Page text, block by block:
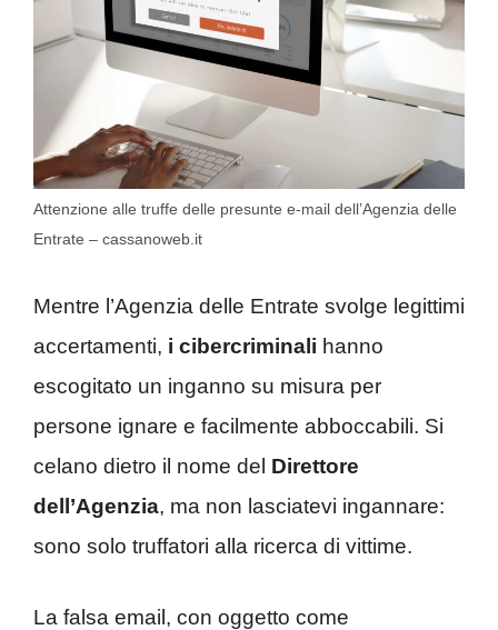
Attenzione alle truffe delle presunte e-mail dell’Agenzia delle
Entrate – cassanoweb.it
Mentre l’Agenzia delle Entrate svolge legittimi
accertamenti, i cibercriminali hanno
escogitato un inganno su misura per
persone ignare e facilmente abboccabili. Si
celano dietro il nome del Direttore
dell’Agenzia, ma non lasciatevi ingannare:
sono solo truffatori alla ricerca di vittime.
La falsa email, con oggetto come